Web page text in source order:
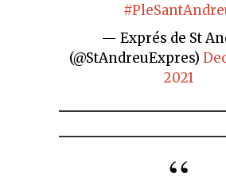
— Exprés de St
(@StAndreuExpres)
2021